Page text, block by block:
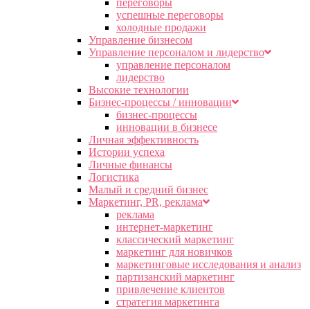
переговоры
успешные переговоры
холодные продажи
Управление бизнесом
Управление персоналом и лидерство
управление персоналом
лидерство
Высокие технологии
Бизнес-процессы / инновации
бизнес-процессы
инновации в бизнесе
Личная эффективность
Истории успеха
Личные финансы
Логистика
Малый и средний бизнес
Маркетинг, PR, реклама
реклама
интернет-маркетинг
классический маркетинг
маркетинг для новичков
маркетинговые исследования и анализ
партизанский маркетинг
привлечение клиентов
стратегия маркетинга